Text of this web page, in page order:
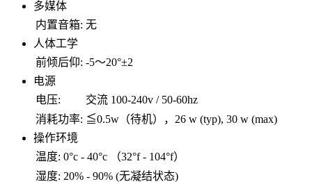
多媒体
内置音箱: 无
人体工学
前倾后仰: -5～20°±2
电源
电压:
交流 100-240v / 50-60hz
消耗功率: ≦0.5w（待机），26 w (typ), 30 w (max)
操作环境
温度: 0°c - 40°c （32°f - 104°f）
湿度: 20% - 90% (无凝结状态)